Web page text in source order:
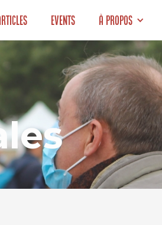
Events À propos